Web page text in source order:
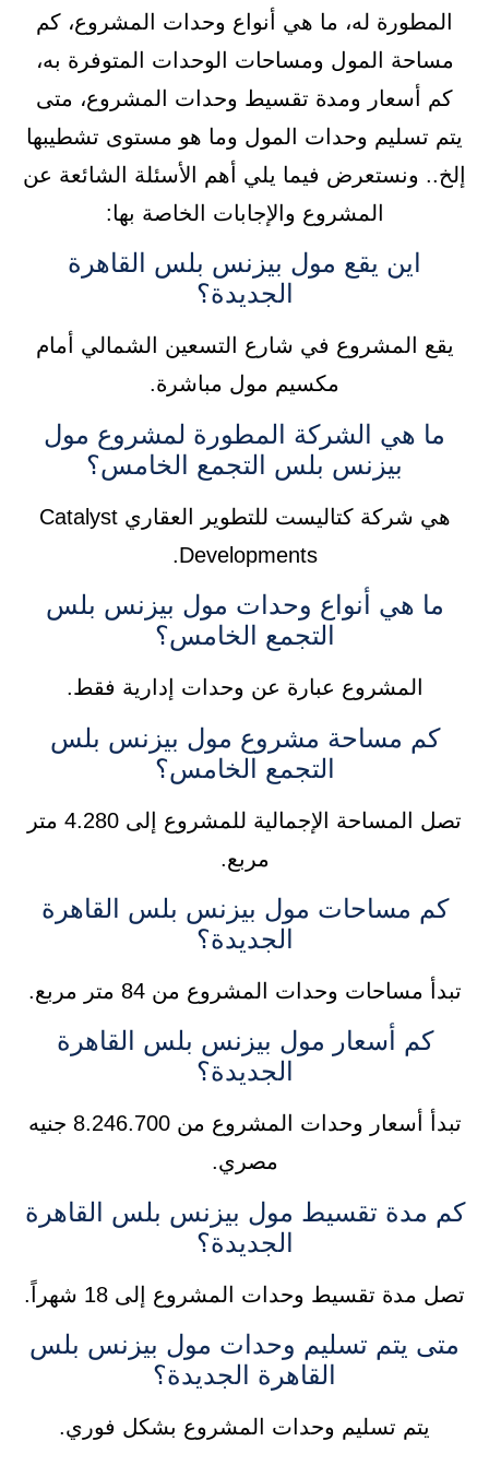
المطورة له، ما هي أنواع وحدات المشروع، كم
مساحة المول ومساحات الوحدات المتوفرة به،
كم أسعار ومدة تقسيط وحدات المشروع، متى
يتم تسليم وحدات المول وما هو مستوى تشطيبها
إلخ.. ونستعرض فيما يلي أهم الأسئلة الشائعة عن
المشروع والإجابات الخاصة بها:
اين يقع مول بيزنس بلس القاهرة
الجديدة؟
يقع المشروع في شارع التسعين الشمالي أمام
مكسيم مول مباشرة.
ما هي الشركة المطورة لمشروع مول
بيزنس بلس التجمع الخامس؟
هي شركة كتاليست للتطوير العقاري Catalyst
Developments.
ما هي أنواع وحدات مول بيزنس بلس
التجمع الخامس؟
المشروع عبارة عن وحدات إدارية فقط.
كم مساحة مشروع مول بيزنس بلس
التجمع الخامس؟
تصل المساحة الإجمالية للمشروع إلى 4.280 متر
مربع.
كم مساحات مول بيزنس بلس القاهرة
الجديدة؟
تبدأ مساحات وحدات المشروع من 84 متر مربع.
كم أسعار مول بيزنس بلس القاهرة
الجديدة؟
تبدأ أسعار وحدات المشروع من 8.246.700 جنيه
مصري.
كم مدة تقسيط مول بيزنس بلس القاهرة
الجديدة؟
تصل مدة تقسيط وحدات المشروع إلى 18 شهراً.
متى يتم تسليم وحدات مول بيزنس بلس
القاهرة الجديدة؟
يتم تسليم وحدات المشروع بشكل فوري.